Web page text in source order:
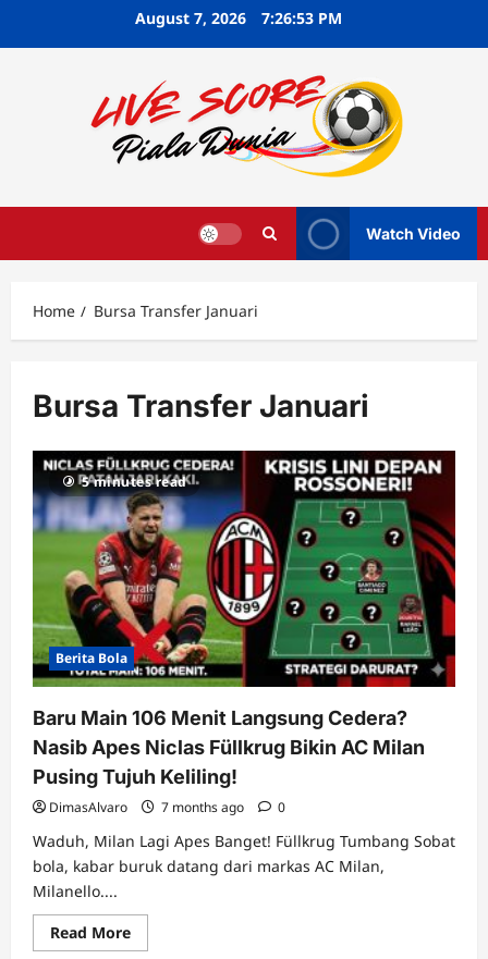
August 7, 2026 7:26:53 PM
Watch Video
Home Bursa Transfer Januari
Bursa Transfer Januari
5 minutes read
Berita Bola
Baru Main 106 Menit Langsung Cedera?
Nasib Apes Niclas Füllkrug Bikin AC Milan
Pusing Tujuh Keliling!
DimasAlvaro 7 months ago 0
Waduh, Milan Lagi Apes Banget! Füllkrug Tumbang Sobat
bola, kabar buruk datang dari markas AC Milan,
Milanello....
Read MoreRead
more